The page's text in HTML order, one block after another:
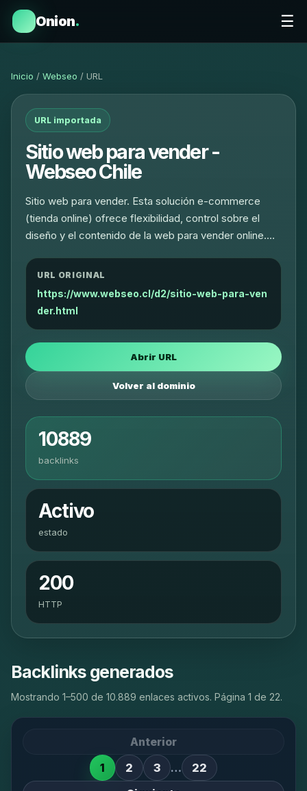
Onion. ☰
Inicio / Webseo / URL
URL importada
Sitio web para vender -
Webseo Chile
Sitio web para vender. Esta solución e-commerce
(tienda online) ofrece flexibilidad, control sobre el
diseño y el contenido de la web para vender online.…
URL ORIGINAL
https://www.webseo.cl/d2/sitio-web-para-ven
der.html
Abrir URL
Volver al dominio
10889
backlinks
Activo
estado
200
HTTP
Backlinks generados
Mostrando 1–500 de 10.889 enlaces activos. Página 1 de 22.
Anterior
1
2 3 …
22